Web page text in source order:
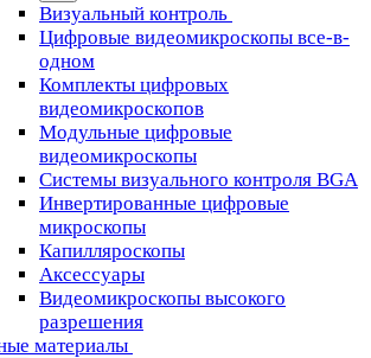
Визуальный контроль
Цифровые видеомикроскопы все-в-
одном
Комплекты цифровых
видеомикроскопов
Модульные цифровые
видеомикроскопы
Cистемы визуального контроля BGA
Инвертированные цифровые
микроскопы
Капилляроскопы
Аксессуары
Видеомикроскопы высокого
разрешения
материалы